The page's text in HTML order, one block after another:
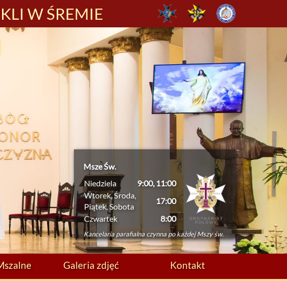
W ŚREMIE
Msze Św.
Niedziela
9:00, 11:00
Wtorek, Środa,
Piątek, Sobota
17:00
Czwartek
8:00
Kancelaria parafialna czynna po każdej Mszy św.
Galeria zdjęć Kontakt